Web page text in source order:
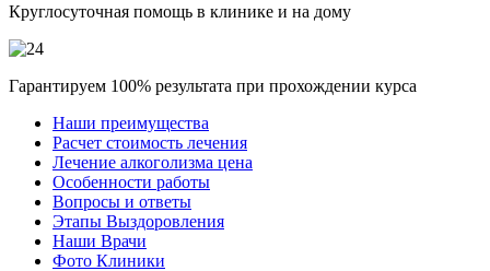
Круглосуточная помощь в клинике и на дому
Гарантируем 100% результата при прохождении курса
Наши преимущества
Расчет стоимость лечения
Лечение алкоголизма цена
Особенности работы
Вопросы и ответы
Этапы Выздоровления
Наши Врачи
Фото Клиники